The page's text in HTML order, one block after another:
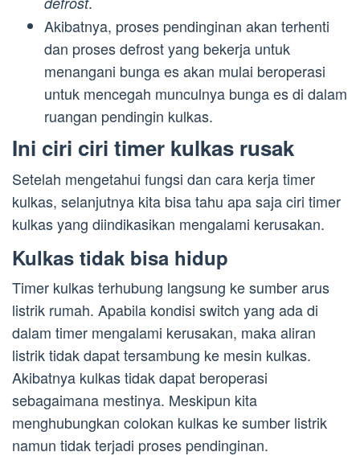
Akibatnya, proses pendinginan akan terhenti
dan proses defrost yang bekerja untuk
menangani bunga es akan mulai beroperasi
untuk mencegah munculnya bunga es di dalam
ruangan pendingin kulkas.
Ini ciri ciri timer kulkas rusak
Setelah mengetahui fungsi dan cara kerja timer
kulkas, selanjutnya kita bisa tahu apa saja ciri timer
kulkas yang diindikasikan mengalami kerusakan.
Kulkas tidak bisa hidup
Timer kulkas terhubung langsung ke sumber arus
listrik rumah. Apabila kondisi switch yang ada di
dalam timer mengalami kerusakan, maka aliran
listrik tidak dapat tersambung ke mesin kulkas.
Akibatnya kulkas tidak dapat beroperasi
sebagaimana mestinya. Meskipun kita
menghubungkan colokan kulkas ke sumber listrik
namun tidak terjadi proses pendinginan.